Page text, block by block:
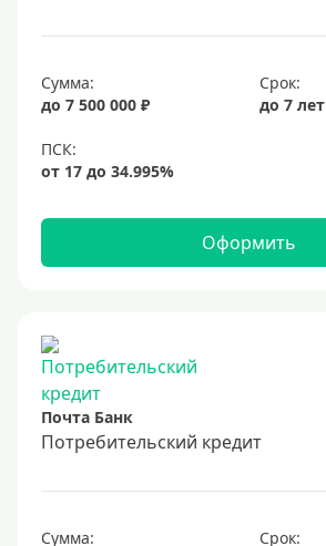
Сумма:
до 7 500 000 ₽
Срок:
до 7 лет
Оформить
Почта Банк
Потребительский кредит
Сумма:
Срок: